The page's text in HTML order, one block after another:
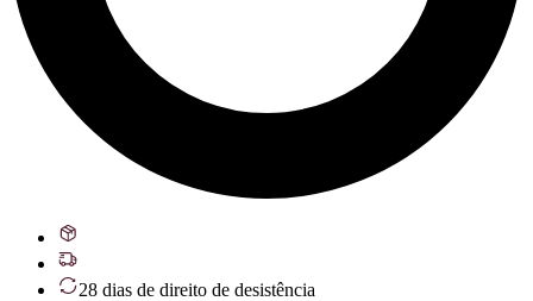
28 dias de direito de desistência